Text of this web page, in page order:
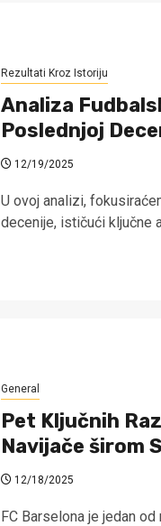
Rezultati Kroz Istoriju
Analiza
Poslednjoj
12/19/2025
U ovoj analizi,
decenije, ističući ključne
General
Pet Ključnih
Navijače širom
12/18/2025
FC Barselona je jedan